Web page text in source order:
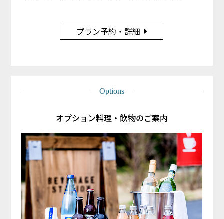
プラン予約・詳細
Options
オプション料理・飲物のご案内